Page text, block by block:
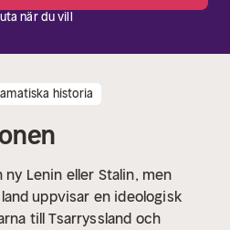
när du vill
historia
Lenin eller Stalin, men
uppvisar en ideologisk
till Tsarryssland och